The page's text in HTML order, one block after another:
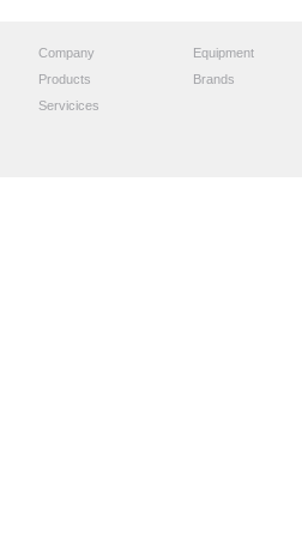
Company
Products
Servicices
Equipment
Brands